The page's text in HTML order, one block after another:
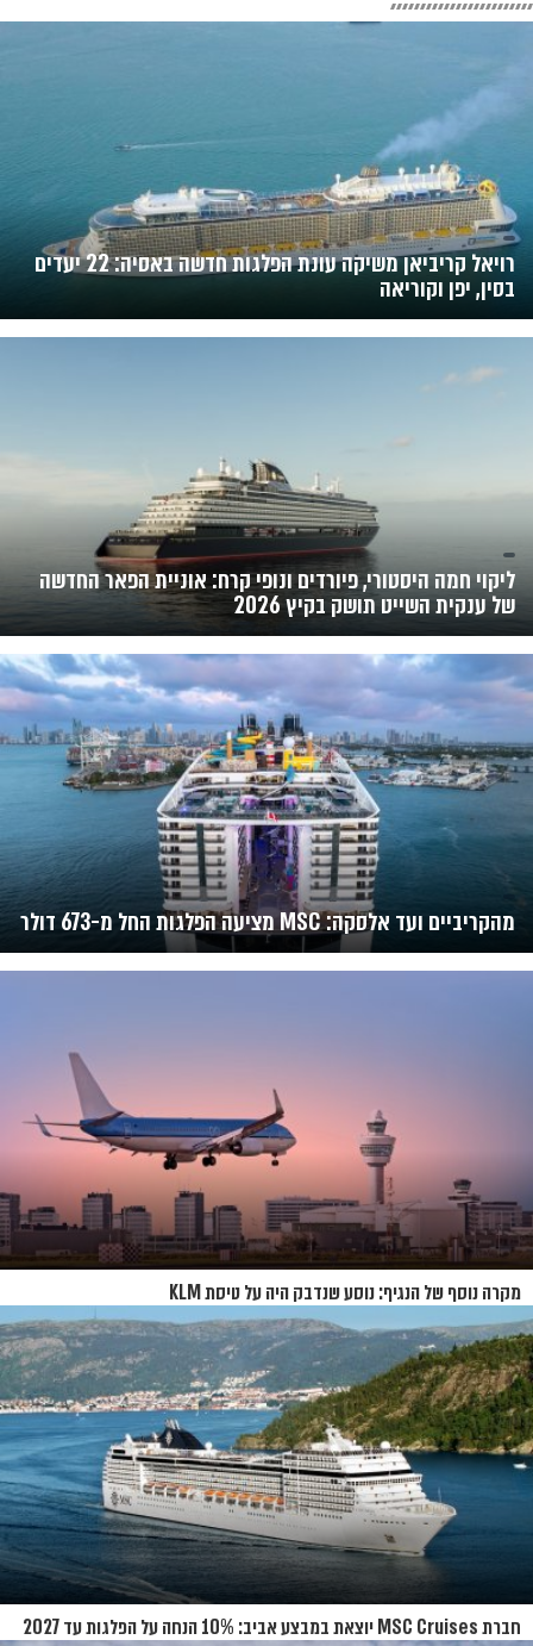
רויאל קריביאן משיקה עונת הפלגות חדשה באסיה: 22 יעדים
בסין, יפן וקוריאה
ליקוי חמה היסטורי, פיורדים ונופי קרח: אוניית הפאר החדשה
של ענקית השייט תושק בקיץ 2026
מהקריביים ועד אלסקה: MSC מציעה הפלגות החל מ-673 דולר
מקרה נוסף של הנגיף: נוסע שנדבק היה על טיסת KLM
חברת MSC Cruises יוצאת במבצע אביב: 10% הנחה על הפלגות עד 2027